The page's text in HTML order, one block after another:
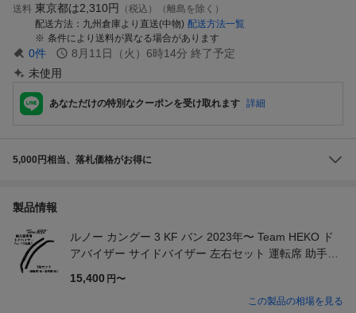
送料 東京都は2,310円
（税込）（離島を除く）
配送方法
九州倉庫より直送(中物) 配送方法一覧
条件により送料が異なる場合があります
0件 8月11日（火）6時14分 終了予定
未使用
あなただけの特別なクーポンを受け取れます 詳細
5,000円相当、落札価格がお得に
製品情報
ルノー カングー 3 KF バン 2023年〜 Team HEKO ド
アバイザー サイドバイザー 左右セット 運転席 助手席
15,400 円〜
この製品の相場を見る